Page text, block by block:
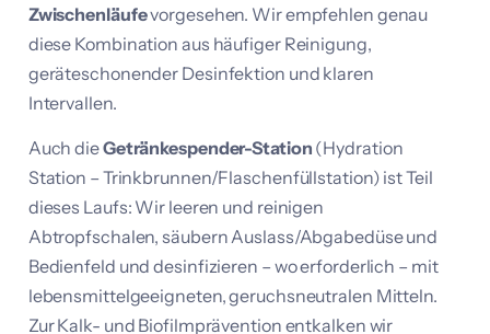
Zwischenläufevorgesehen. Wir empfehlen genau
diese Kombination aus häufiger Reinigung,
geräteschonender Desinfektion und klaren
Intervallen.
Auch dieGetränkespender-Station (Hydration
Station – Trinkbrunnen/Flaschenfüllstation) ist Teil
dieses Laufs: Wir leeren und reinigen
Abtropfschalen, säubern Auslass/Abgabedüse und
Bedienfeld und desinfizieren – wo erforderlich – mit
lebensmittelgeeigneten, geruchsneutralen Mitteln.
Zur Kalk- und Biofilmprävention entkalken wir